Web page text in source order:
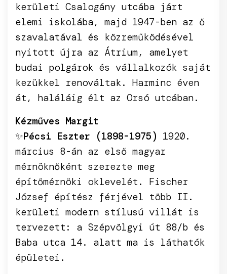
kerületi Csalogány utcába járt
elemi iskolába, majd 1947-ben az ő
szavalatával és közreműködésével
nyitott újra az Átrium, amelyet
budai polgárok és vállalkozók saját
kezükkel renováltak. Harminc éven
át, haláláig élt az Orsó utcában.
Kézműves Margit
✨Pécsi Eszter (1898-1975) 1920.
március 8-án az első magyar
mérnöknőként szerezte meg
építőmérnöki oklevelét. Fischer
József építész férjével több II.
kerületi modern stílusú villát is
tervezett: a Szépvölgyi út 88/b és
Baba utca 14. alatt ma is láthatók
épületei.